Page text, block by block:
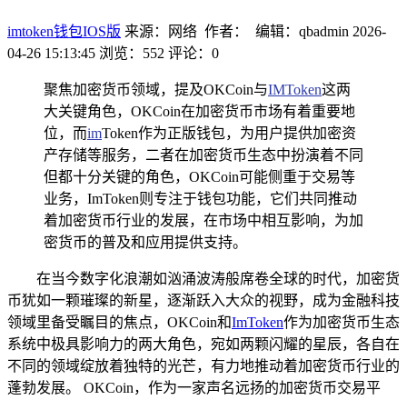
imtoken钱包IOS版 来源：网络 作者： 编辑：qbadmin 2026-
04-26 15:13:45 浏览：552 评论：0
聚焦加密货币领域，提及OKCoin与IMToken这两
大关键角色，OKCoin在加密货币市场有着重要地
位，而imToken作为正版钱包，为用户提供加密资
产存储等服务，二者在加密货币生态中扮演着不同
但都十分关键的角色，OKCoin可能侧重于交易等
业务，ImToken则专注于钱包功能，它们共同推动
着加密货币行业的发展，在市场中相互影响，为加
密货币的普及和应用提供支持。
在当今数字化浪潮如汹涌波涛般席卷全球的时代，加密货
币犹如一颗璀璨的新星，逐渐跃入大众的视野，成为金融科技
领域里备受瞩目的焦点，OKCoin和ImToken作为加密货币生态
系统中极具影响力的两大角色，宛如两颗闪耀的星辰，各自在
不同的领域绽放着独特的光芒，有力地推动着加密货币行业的
蓬勃发展。 OKCoin，作为一家声名远扬的加密货币交易平